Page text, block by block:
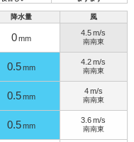
降水量 風
0 mm
4.5 m/s
南南東
0.5 mm
4.2 m/s
南南東
0.5 mm
4m/s
南南東
0.5 mm
3.6 m/s
南南東